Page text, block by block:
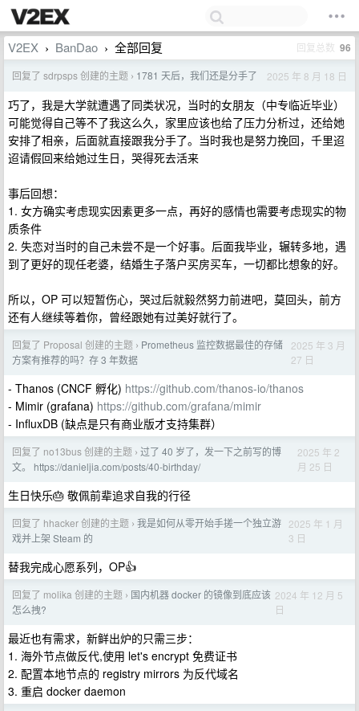
V2EX › BanDao › 全部回复 回复总数 96
回复了 sdrpsps 创建的主题 › 1781 天后，我们还是分手了 2025 年 8 月 18 日
巧了，我是大学就遭遇了同类状况，当时的女朋友（中专临近毕业）
可能觉得自己等不了我这么久，家里应该也给了压力分析过，还给她
安排了相亲，后面就直接跟我分手了。当时我也是努力挽回，千里迢
迢请假回来给她过生日，哭得死去活来
事后回想：
1. 女方确实考虑现实因素更多一点，再好的感情也需要考虑现实的物
质条件
2. 失恋对当时的自己未尝不是一个好事。后面我毕业，辗转多地，遇
到了更好的现任老婆，结婚生子落户买房买车，一切都比想象的好。
所以，OP 可以短暂伤心，哭过后就毅然努力前进吧，莫回头，前方
还有人继续等着你，曾经跟她有过美好就行了。
回复了 Proposal 创建的主题 › Prometheus 监控数据最佳的存储
方案有推荐的吗？存 3 年数据
2025 年 3 月
27 日
- Thanos (CNCF 孵化) https://github.com/thanos-io/thanos
- Mimir (grafana) https://github.com/grafana/mimir
- InfluxDB (缺点是只有商业版才支持集群）
回复了 no13bus 创建的主题 › 过了 40 岁了，发一下之前写的博
文。 https://danieljia.com/posts/40-birthday/
2025 年 2
月 25 日
生日快乐🎂 敬佩前辈追求自我的行径
回复了 hhacker 创建的主题 › 我是如何从零开始手搓一个独立游
戏并上架 Steam 的
2025 年 1 月
3 日
替我完成心愿系列，OP👍
回复了 molika 创建的主题 › 国内机器 docker 的镜像到底应该
怎么拽?
2024 年 12 月 5
日
最近也有需求，新鲜出炉的只需三步：
1. 海外节点做反代,使用 let's encrypt 免费证书
2. 配置本地节点的 registry mirrors 为反代域名
3. 重启 docker daemon